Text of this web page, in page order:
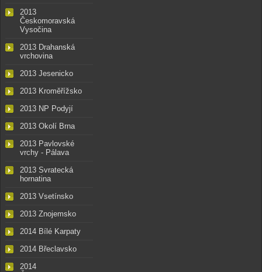
2013
Českomoravská
Vysočina
2013 Drahanská
vrchovina
2013 Jesenicko
2013 Kroměřížsko
2013 NP Podyjí
2013 Okolí Brna
2013 Pavlovské
vrchy - Pálava
2013 Svratecká
hornatina
2013 Vsetínsko
2013 Znojemsko
2014 Bílé Karpaty
2014 Břeclavsko
2014